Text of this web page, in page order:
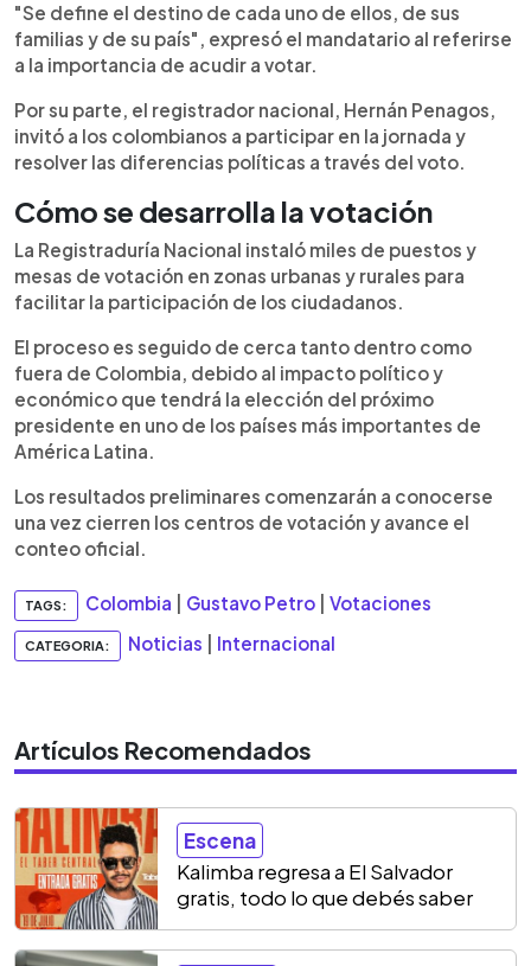
"Se define el destino de cada uno de ellos, de sus
familias y de su país", expresó el mandatario al referirse
a la importancia de acudir a votar.
Por su parte, el registrador nacional, Hernán Penagos,
invitó a los colombianos a participar en la jornada y
resolver las diferencias políticas a través del voto.
Cómo se desarrolla la votación
La Registraduría Nacional instaló miles de puestos y
mesas de votación en zonas urbanas y rurales para
facilitar la participación de los ciudadanos.
El proceso es seguido de cerca tanto dentro como
fuera de Colombia, debido al impacto político y
económico que tendrá la elección del próximo
presidente en uno de los países más importantes de
América Latina.
Los resultados preliminares comenzarán a conocerse
una vez cierren los centros de votación y avance el
conteo oficial.
TAGS: Colombia Gustavo Petro Votaciones
CATEGORIA: Noticias Internacional
Artículos Recomendados
Escena
Kalimba regresa a El Salvador
gratis, todo lo que debés saber